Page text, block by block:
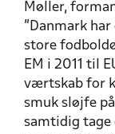
Møller,
”Danmark
store
EM i 2011 til
værtskab for
smuk sløjfe
samtidig